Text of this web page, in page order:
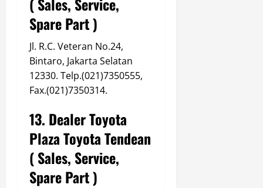
Spare Part )
Jl. R.C. Veteran No.24,
Bintaro, Jakarta Selatan
12330. Telp.(021)7350555,
Fax.(021)7350314.
13. Dealer Toyota
Plaza Toyota Tendean
( Sales, Service,
Spare Part )